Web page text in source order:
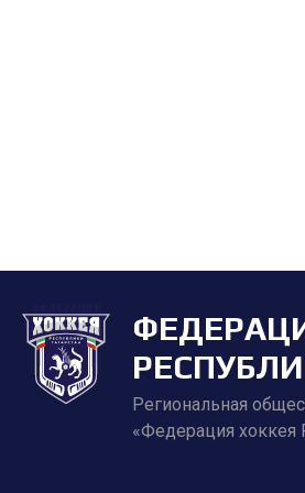
Региональная
«Федерация хоккея